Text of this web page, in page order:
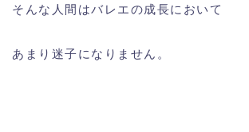
そんな人間はバレエの成長において
あまり迷子になりません。